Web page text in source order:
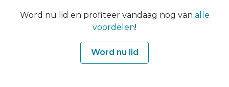
Word nu lid en profiteer vandaag nog van alle
voordelen!
Word nu lid